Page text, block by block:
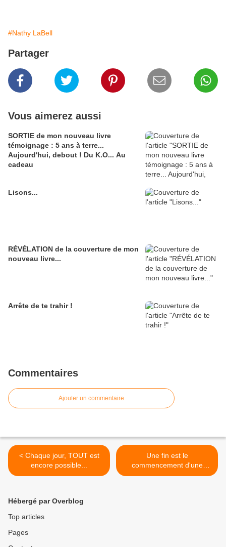
#Nathy LaBell
Partager
Vous aimerez aussi
SORTIE de mon nouveau livre
témoignage : 5 ans à terre...
Aujourd'hui, debout ! Du K.O... Au
cadeau
Lisons...
RÉVÉLATION de la couverture de mon
nouveau livre...
Arrête de te trahir !
Commentaires
Ajouter un commentaire
< Chaque jour, TOUT est
encore possible...
Une fin est le
commencement d'une
nouvelle chose... >
Hébergé par Overblog
Top articles
Pages